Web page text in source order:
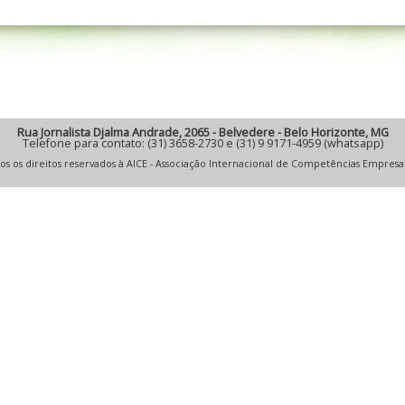
Rua Jornalista Djalma Andrade, 2065 - Belvedere - Belo Horizonte, MG
Telefone para contato: (31) 3658-2730 e (31) 9 9171-4959 (whatsapp)
os direitos reservados à AICE - Associação Internacional de Competências